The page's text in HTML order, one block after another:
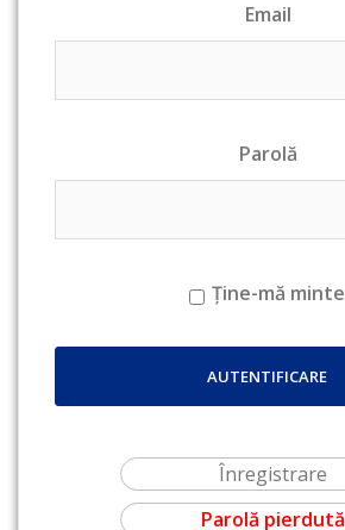
Email
Parolă
Ține-mă minte
Înregistrare
Parolă pierdută